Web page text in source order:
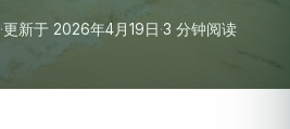
·更新于 2026年4月19日·3 分钟阅读